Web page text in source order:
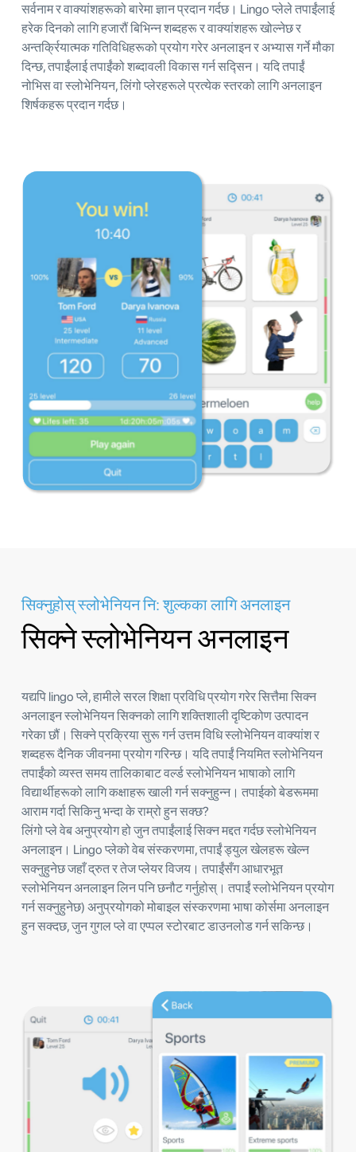
सर्वनाम र वाक्यांशहरूको बारेमा ज्ञान प्रदान गर्दछ। Lingo प्लेले तपाईंलाई
हरेक दिनको लागि हजारौं बिभिन्न शब्दहरू र वाक्यांशहरू खोल्नेछ र
अन्तर्क्रियात्मक गतिविधिहरूको प्रयोग गरेर अनलाइन र अभ्यास गर्ने मौका
दिन्छ, तपाईंलाई तपाईंको शब्दावली विकास गर्न सद्सिन। यदि तपाईं
नोभिस वा स्लोभेनियन, लिंगो प्लेरहरूले प्रत्येक स्तरको लागि अनलाइन
शिर्षकहरू प्रदान गर्दछ।
सिक्नुहोस् स्लोभेनियन नि: शुल्कका लागि अनलाइन
सिक्ने स्लोभेनियन अनलाइन
यद्यपि lingo प्ले, हामीले सरल शिक्षा प्रविधि प्रयोग गरेर सित्तैमा सिक्न
अनलाइन स्लोभेनियन सिक्नको लागि शक्तिशाली दृष्टिकोण उत्पादन
गरेका छौं। सिक्ने प्रक्रिया सुरू गर्न उत्तम विधि स्लोभेनियन वाक्यांश र
शब्दहरू दैनिक जीवनमा प्रयोग गरिन्छ। यदि तपाईं नियमित स्लोभेनियन
तपाईंको व्यस्त समय तालिकाबाट वर्ल्ड स्लोभेनियन भाषाको लागि
विद्यार्थीहरूको लागि कक्षाहरू खाली गर्न सक्नुहुन्न। तपाईको बेडरूममा
आराम गर्दा सिकिनु भन्दा के राम्रो हुन सक्छ?
लिंगो प्ले वेब अनुप्रयोग हो जुन तपाईंलाई सिक्न मद्दत गर्दछ स्लोभेनियन
अनलाइन। Lingo प्लेको वेब संस्करणमा, तपाईं ड्युल खेलहरू खेल्न
सक्नुहुनेछ जहाँ द्रुत र तेज प्लेयर विजय। तपाईंसँग आधारभूत
स्लोभेनियन अनलाइन लिन पनि छनौट गर्नुहोस्। तपाईं स्लोभेनियन प्रयोग
गर्न सक्नुहुनेछ) अनुप्रयोगको मोबाइल संस्करणमा भाषा कोर्समा अनलाइन
हुन सक्दछ, जुन गुगल प्ले वा एप्पल स्टोरबाट डाउनलोड गर्न सकिन्छ।